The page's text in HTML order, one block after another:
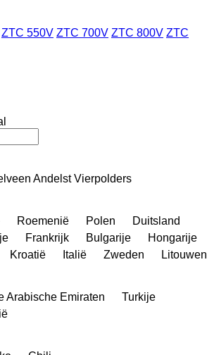
ZTC 550V ZTC 700V ZTC 800V ZTC
Andelst Vierpolders
Roemenië Polen
Duitsland
Frankrijk Bulgarije
Hongarije
Kroatië Italië Zweden
Litouwen
Arabische Emiraten
Turkije